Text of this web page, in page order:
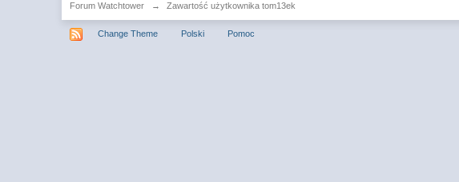
Forum Watchtower → Zawartość użytkownika tom13ek
Change Theme Polski Pomoc